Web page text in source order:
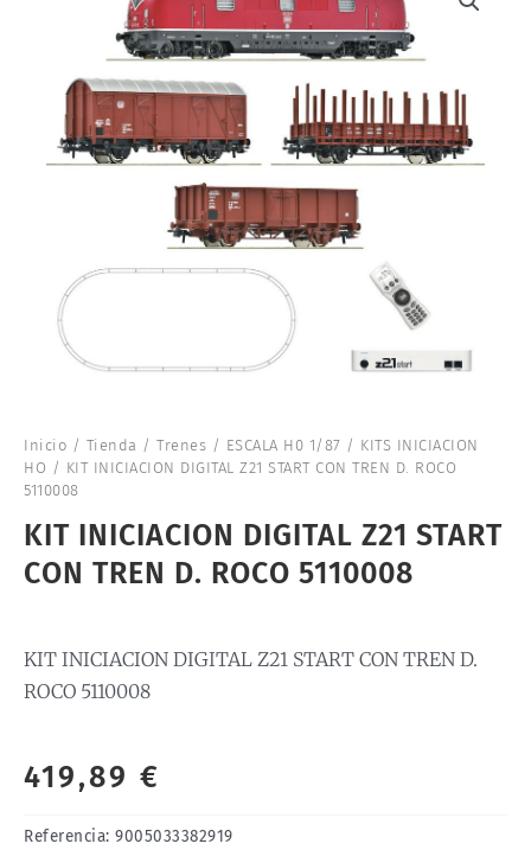
Inicio / Tienda / Trenes / ESCALA H0 1/87 / KITS INICIACION
HO / KIT INICIACION DIGITAL Z21 START CON TREN D. ROCO
5110008
KIT INICIACION DIGITAL Z21 START
CON TREN D. ROCO 5110008
KIT INICIACION DIGITAL Z21 START CON TREN D.
ROCO 5110008
419,89 €
Referencia: 9005033382919